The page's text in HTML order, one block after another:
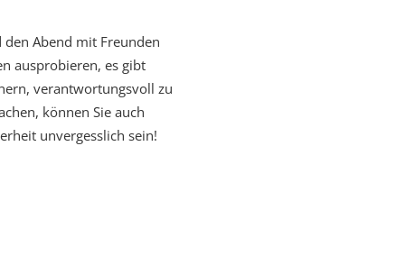
Abend mit Freunden
ausprobieren, es gibt
verantwortungsvoll zu
können Sie auch
unvergesslich sein!